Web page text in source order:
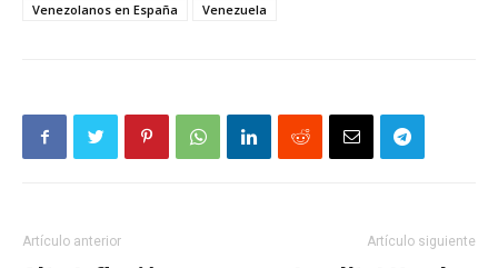
Venezolanos en España
Venezuela
Artículo anterior Artículo siguiente